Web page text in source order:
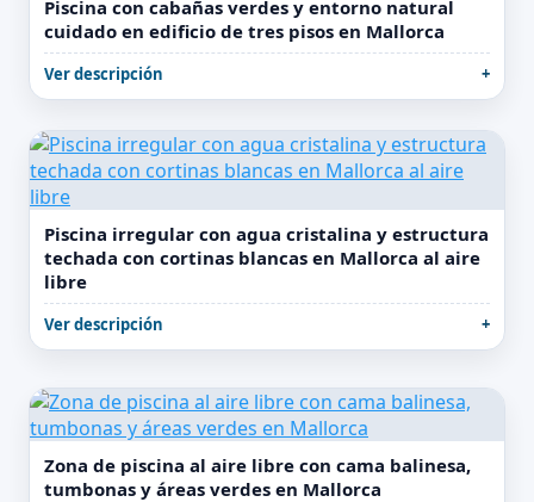
Piscina con cabañas verdes y entorno natural
cuidado en edificio de tres pisos en Mallorca
Ver descripción
Piscina irregular con agua cristalina y estructura
techada con cortinas blancas en Mallorca al aire
libre
Ver descripción
Zona de piscina al aire libre con cama balinesa,
tumbonas y áreas verdes en Mallorca